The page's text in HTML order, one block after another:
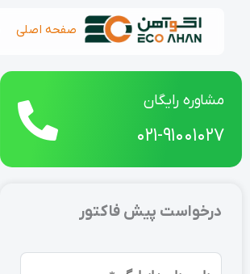
صفحه اصلی
مشاوره رایگان
021-91001027
درخواست پیش فاکتور